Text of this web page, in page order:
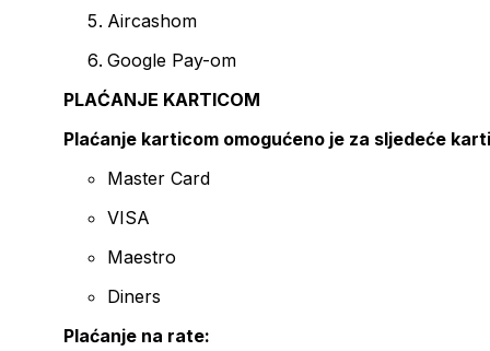
Aircashom
Google Pay-om
PLAĆANJE KARTICOM
Plaćanje karticom omogućeno je za sljedeće
Master Card
VISA
Maestro
Diners
Plaćanje na rate: